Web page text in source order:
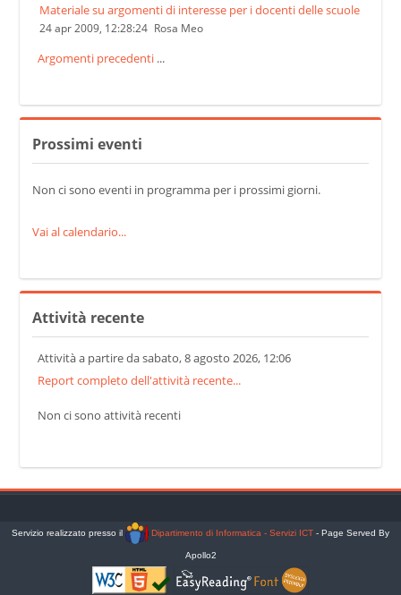
24 apr 2009, 12:28:24 Rosa Meo
Materiale su argomenti di interesse per i docenti delle scuole
Argomenti precedenti ...
Prossimi eventi
Non ci sono eventi in programma per i prossimi giorni.
Vai al calendario...
Attività recente
Attività a partire da sabato, 8 agosto 2026, 12:06
Report completo dell'attività recente...
Non ci sono attività recenti
Servizio realizzato presso il Dipartimento di Informatica - Servizi ICT - Page Served By
Apollo2